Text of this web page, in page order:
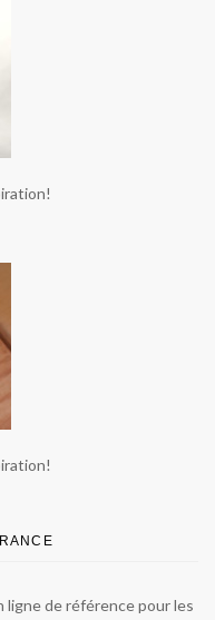
de référence pour les